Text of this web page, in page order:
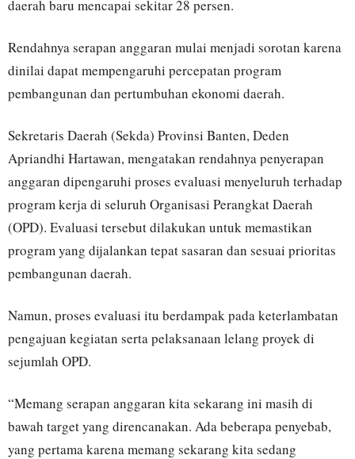
daerah baru mencapai sekitar 28 persen.
Rendahnya serapan anggaran mulai menjadi sorotan karena
dinilai dapat mempengaruhi percepatan program
pembangunan dan pertumbuhan ekonomi daerah.
Sekretaris Daerah (Sekda) Provinsi Banten, Deden
Apriandhi Hartawan, mengatakan rendahnya penyerapan
anggaran dipengaruhi proses evaluasi menyeluruh terhadap
program kerja di seluruh Organisasi Perangkat Daerah
(OPD). Evaluasi tersebut dilakukan untuk memastikan
program yang dijalankan tepat sasaran dan sesuai prioritas
pembangunan daerah.
Namun, proses evaluasi itu berdampak pada keterlambatan
pengajuan kegiatan serta pelaksanaan lelang proyek di
sejumlah OPD.
“Memang serapan anggaran kita sekarang ini masih di
bawah target yang direncanakan. Ada beberapa penyebab,
yang pertama karena memang sekarang kita sedang